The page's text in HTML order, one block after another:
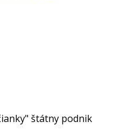
štátny podnik